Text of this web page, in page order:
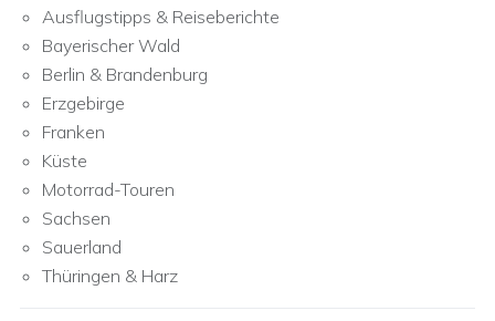
Ausflugstipps & Reiseberichte
Bayerischer Wald
Berlin & Brandenburg
Erzgebirge
Franken
Küste
Motorrad-Touren
Sachsen
Sauerland
Thüringen & Harz